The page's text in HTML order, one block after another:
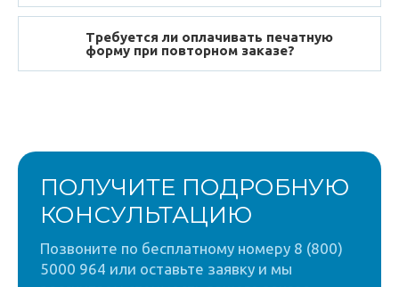
Требуется ли оплачивать печатную
форму при повторном заказе?
ПОЛУЧИТЕ ПОДРОБНУЮ
КОНСУЛЬТАЦИЮ
Позвоните по бесплатному номеру 8 (800)
5000 964 или оставьте заявку и мы